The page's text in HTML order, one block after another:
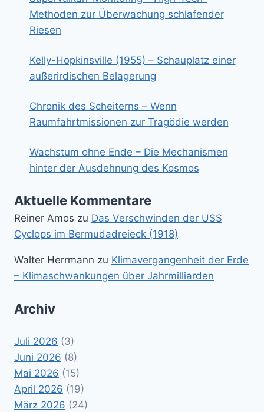
Methoden zur Überwachung schlafender
Riesen
Kelly-Hopkinsville (1955) – Schauplatz einer
außerirdischen Belagerung
Chronik des Scheiterns – Wenn
Raumfahrtmissionen zur Tragödie werden
Wachstum ohne Ende – Die Mechanismen
hinter der Ausdehnung des Kosmos
Aktuelle Kommentare
Reiner Amos zu Das Verschwinden der USS
Cyclops im Bermudadreieck (1918)
Walter Herrmann zu Klimavergangenheit der Erde
– Klimaschwankungen über Jahrmilliarden
Archiv
Juli 2026 (3)
Juni 2026 (8)
Mai 2026 (15)
April 2026 (19)
März 2026 (24)